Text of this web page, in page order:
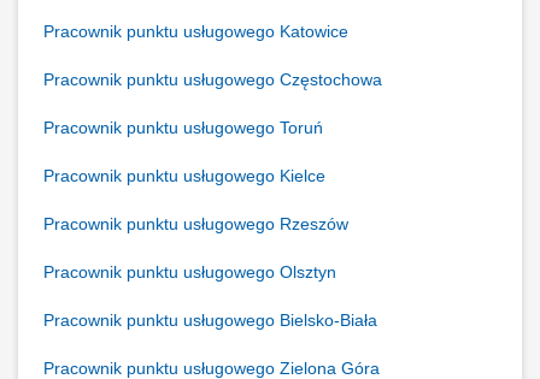
Pracownik punktu usługowego Katowice
Pracownik punktu usługowego Częstochowa
Pracownik punktu usługowego Toruń
Pracownik punktu usługowego Kielce
Pracownik punktu usługowego Rzeszów
Pracownik punktu usługowego Olsztyn
Pracownik punktu usługowego Bielsko-Biała
Pracownik punktu usługowego Zielona Góra